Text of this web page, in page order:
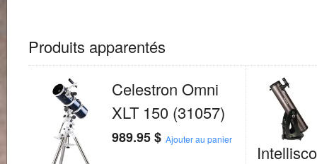
Produits apparentés
Celestron Omni
XLT 150 (31057)
989.95$ Ajouter au panier